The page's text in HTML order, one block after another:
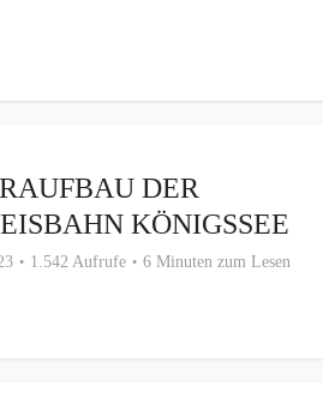
DER
KÖNIGSSEE
1.542 Aufrufe 6 Minuten zum Lesen